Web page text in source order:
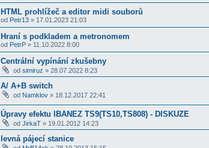
HTML prohlížeč a editor midi souborů
od Petr13 » 17.01.2023 21:03
Hraní s podkladem a metronomem
od PetrP » 11.10.2022 8:00
Centrální vypínání zkušebny
od simiruz » 28.07.2022 8:23
A/ A+B switch
od Namklov » 18.12.2017 22:41
Úpravy efektu IBANEZ TS9(TS10,TS808) - DISKUZE
od JirkaT » 19.01.2012 14:23
levná pájecí stanice